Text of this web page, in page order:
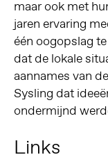
maar ook met
jaren ervaring
één oogopslag
dat de lokale
aannames van
Sysling dat
ondermijnd
Links